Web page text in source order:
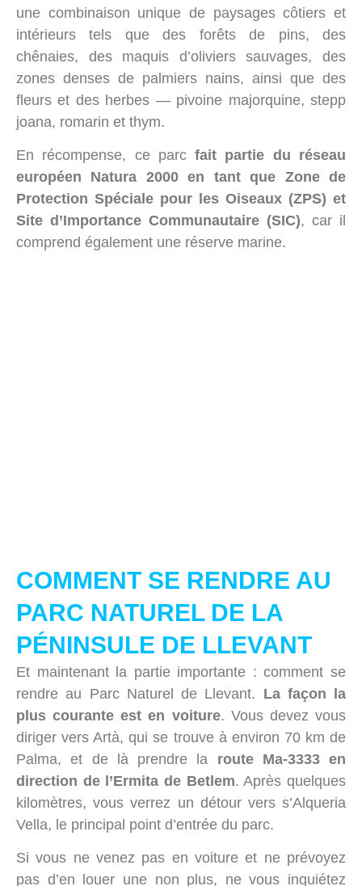
une combinaison unique de paysages côtiers et
intérieurs tels que des forêts de pins, des
chênaies, des maquis d’oliviers sauvages, des
zones denses de palmiers nains, ainsi que des
fleurs et des herbes — pivoine majorquine, stepp
joana, romarin et thym.
En récompense, ce parcfait partie du réseau
européen Natura 2000 en tant que Zone de
Protection Spéciale pour les Oiseaux (ZPS) et
Site d’Importance Communautaire (SIC), car il
comprend également une réserve marine.
COMMENT SE RENDRE AU
PARC NATUREL DE LA
PÉNINSULE DE LLEVANT
Et maintenant la partie importante : comment se
rendre au Parc Naturel de Llevant. La façon la
plus courante est en voiture. Vous devez vous
diriger vers Artà, qui se trouve à environ 70 km de
Palma, et de là prendre la route Ma-3333 en
direction de l’Ermita de Betlem. Après quelques
kilomètres, vous verrez un détour vers s’Alqueria
Vella, le principal point d’entrée du parc.
Si vous ne venez pas en voiture et ne prévoyez
pas d’en louer une non plus, ne vous inquiétez